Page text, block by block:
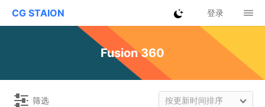
CG STAION 登录
Fusion 360
筛选 按更新时间排序